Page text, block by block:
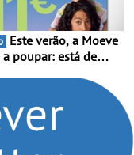
poupar: está de
com descontos de